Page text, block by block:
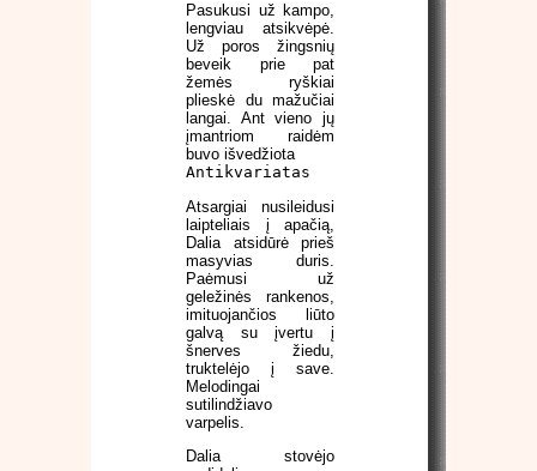
Pasukusi už kampo,
lengviau atsikvėpė.
Už poros žingsnių
beveik prie pat
žemės ryškiai
plieskė du mažučiai
langai. Ant vieno jų
įmantriom raidėm
buvo išvedžiota
Antikvariatas
Atsargiai nusileidusi
laipteliais į apačią,
Dalia atsidūrė prieš
masyvias duris.
Paėmusi už
geležinės rankenos,
imituojančios liūto
galvą su įvertu į
šnerves žiedu,
truktelėjo į save.
Melodingai
sutilindžiavo
varpelis.
Dalia stovėjo